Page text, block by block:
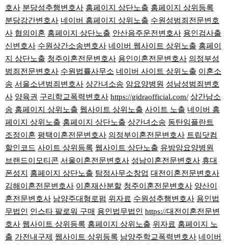
호사 분당성추행변호사 홈페이지 상단노출 홈페이지 상위등록
분당강간변호사 네이버 홈페이지 상위노출 수원성범죄전문변호
사 협의이혼 홈페이지 상단노출 안산음주운전변호사 용인검사출
신변호사 수원상간소송변호사 네이버 웹사이트 상위노출 홈페이
지 상단노출 청주이혼전문변호사 용인이혼전문변호사 의정부성
범죄전문변호사 수원법률사무소 네이버 사이트 상위노출 이혼소
송 서울소년범죄변호사 상간녀소송 암요양병원 성남성범죄변호
사 양육권 구리학교폭력변호사 https://gidraofficial.com/ 상간남소
송 홈페이지 상위노출 웹사이트 상위노출 사이트 노출 네이버 홈
페이지 상위노출 홈페이지 상단노출 상간녀소송 동탄임플란트
조정이혼 평택이혼전문변호사 의정부이혼전문변호사 트립닷컴
할인코드 사이트 상위등록 웹사이트 상단노출 유방암요양병원
브랜드이모티콘 서울이혼전문변호사 성남이혼전문변호사 휴대
폰성지
홈페이지 상단노출 탐정사무소창업 대전이혼전문변호사
김해이혼전문변호사 이혼재산분할 청주이혼전문변호사 양산이
혼전문변호사 남양주대형로펌 위자료 수원성추행변호사 용인법
무법인
인스타 팔로워 구매 용인법무법인
https://대전이혼전문변
호사 웹사이트 상위등록 홈페이지 상위노출 위자료 홈페이지 노
출 가전내구제 웹사이트 상위등록 남양주학교폭력변호사 네이버